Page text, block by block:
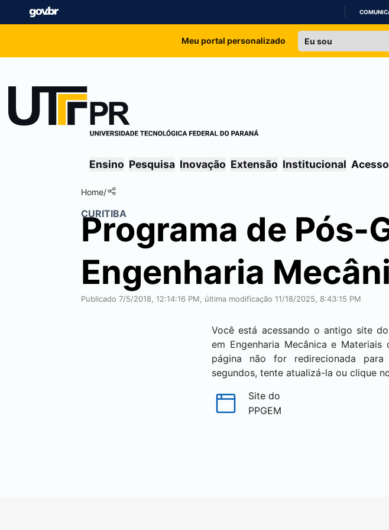
IR
Meu portal personalizado
Ensino Pesquisa Inovação Extensão Institucional
Home/
CURITIBA
Programa de Pós-
Engenharia
Publicado 7/5/2018, 12:14:16 PM, última modificação 11/18/2025, 8:43:15 PM
Você está acessando o antigo site
em Engenharia Mecânica e Materiais
página não for redirecionada
segundos, tente atualizá-la ou clique
Site do
PPGEM